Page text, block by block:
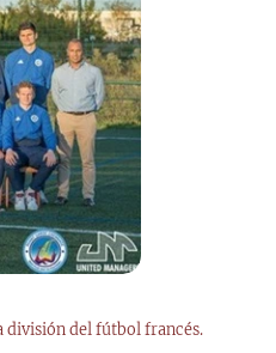
división del fútbol francés.